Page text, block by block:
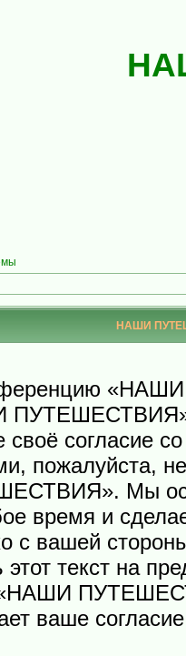
НАШИ
своё согласие
пожалуйста,
Мы
время и
с вашей
этот текст на
ваше